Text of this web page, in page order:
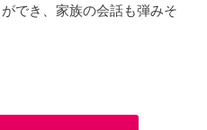
でき、家族の会話も弾みそ